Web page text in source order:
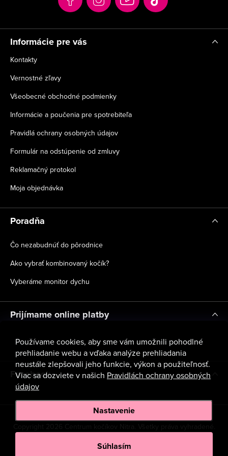
Používame cookies, aby sme vám umožnili pohodlné
prehliadanie webu a vďaka analýze prehliadania
neustále zlepšovali jeho funkcie, výkon a použiteľnosť.
Viac sa dozviete v našich Pravidlách ochrany osobných
údajov
Nastavenie
Súhlasím
e
Informácie pre vás
Kontakty
Vernostné zľavy
Všeobecné obchodné podmienky
Informácie a poučenia pre spotrebiteľa
Pravidlá ochrany osobných údajov
Formulár na odstúpenie od zmluvy
Reklamačný protokol
Moja objednávka
Poradňa
Čo nezabudnúť do pôrodnice
Ako vybrať kombinovaný kočík?
Vyberáme monitor dychu
Prijímame online platby
Facebook